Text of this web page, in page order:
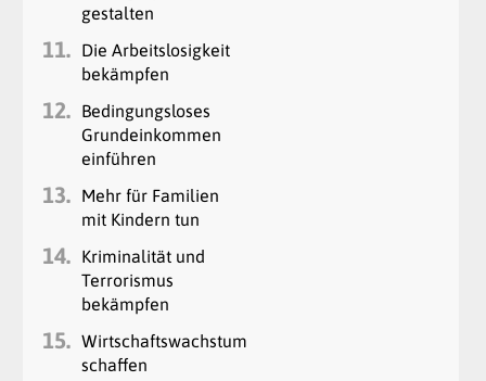
gestalten
11.
Die Arbeitslosigkeit
bekämpfen
12.
Bedingungsloses
Grundeinkommen
einführen
13.
Mehr für Familien
mit Kindern tun
14.
Kriminalität und
Terrorismus
bekämpfen
15. Wirtschaftswachstum
schaffen